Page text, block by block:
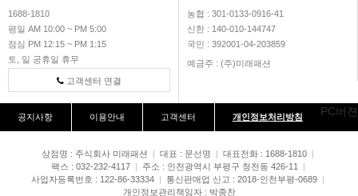
1688-1810
평일 AM 10:00 ~ PM 5:00
점심 PM 12:15 ~ PM 1:15
토, 일 공휴일 휴무
고객센터 연결
농협 : 301-0133-0916-41
신한 : 140-010-144747
국민 : 392001-04-203859
예금주 : (주)미래패션
공지사항 이용안내 고객센터 개인정보처리방침 PC버젼
상점명 : 주식회사 미래패션 | 대표 : 문선명 | 대표전화 : 1688-1810 |
팩스 : 032-232-4117
| 주소 : 인천광역시 부평구 청천동 426-11
|
사업자등록번호 : 122-86-33334 | 통신판매업 신고 : 2018-인천부평-0689 |
개인정보관리책임자 : 박종찬